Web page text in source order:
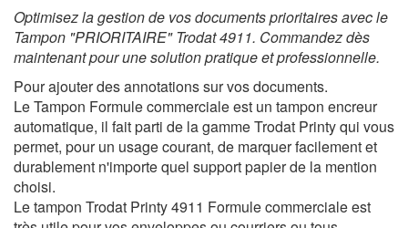
Optimisez la gestion de vos documents prioritaires avec le
Tampon "PRIORITAIRE" Trodat 4911. Commandez dès
maintenant pour une solution pratique et professionnelle.
Pour ajouter des annotations sur vos documents.
Le Tampon Formule commerciale est un tampon encreur
automatique, il fait parti de la gamme Trodat Printy qui vous
permet, pour un usage courant, de marquer facilement et
durablement n'importe quel support papier de la mention
choisi.
Le tampon Trodat Printy 4911 Formule commerciale est